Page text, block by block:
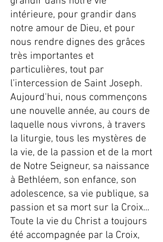
intérieure, pour grandir dans
notre amour de Dieu, et pour
nous rendre dignes des grâces
très importantes et
particulières, tout par
l’intercession de Saint Joseph.
Aujourd'hui, nous commençons
une nouvelle année, au cours de
laquelle nous vivrons, à travers
la liturgie, tous les mystères de
la vie, de la passion et de la mort
de Notre Seigneur, sa naissance
à Bethléem, son enfance, son
adolescence, sa vie publique, sa
passion et sa mort sur la Croix...
Toute la vie du Christ a toujours
été accompagnée par la Croix,